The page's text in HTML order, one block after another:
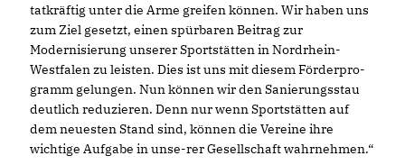
tatkräftig unter die Arme greifen können. Wir haben uns
zum Ziel gesetzt, einen spürbaren Beitrag zur
Modernisierung unserer Sportstätten in Nordrhein-
Westfalen zu leisten. Dies ist uns mit diesem Förderpro-
gramm gelungen. Nun können wir den Sanierungsstau
deutlich reduzieren. Denn nur wenn Sportstätten auf
dem neuesten Stand sind, können die Vereine ihre
wichtige Aufgabe in unse-rer Gesellschaft wahrnehmen.“